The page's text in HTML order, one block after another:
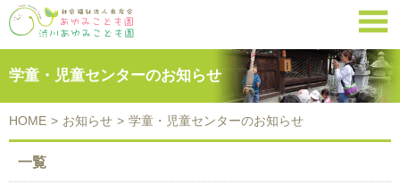

学童・児童センターのお知らせ
HOME > お知らせ > 学童・児童センターのお知らせ
一覧